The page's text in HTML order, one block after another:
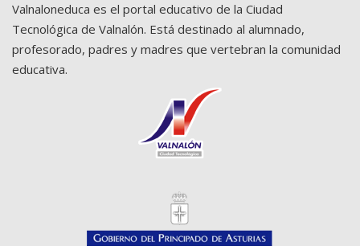
Valnaloneduca es el portal educativo de la Ciudad
Tecnológica de Valnalón. Está destinado al alumnado,
profesorado, padres y madres que vertebran la comunidad
educativa.